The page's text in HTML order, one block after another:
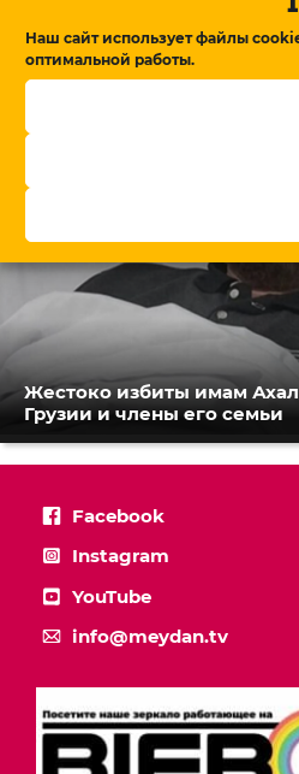
Наш сайт использует файлы
оптимальной работы.
В Армении утвердили
обещает посты
Жестоко избиты имам
Грузии и члены его семьи
Facebook
Instagram
YouTube
info@meydan.tv